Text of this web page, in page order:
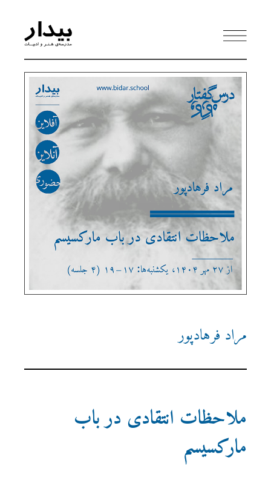
مراد فرهادپور
ملاحظات انتقادی در باب
مارکسیسم